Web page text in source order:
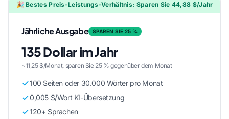
🎉 Bestes Preis-Leistungs-Verhältnis: Sparen Sie 44,88 $/Jahr
Jährliche Ausgabe SPAREN SIE 25 %
135 Dollar im Jahr
~11,25 $/Monat, sparen Sie 25 % gegenüber dem Monat
100 Seiten oder 30.000 Wörter pro Monat
0,005 $/Wort KI-Übersetzung
120+ Sprachen